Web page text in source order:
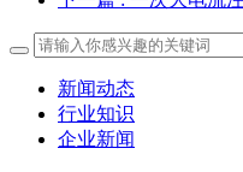
新闻动态
行业知识
企业新闻